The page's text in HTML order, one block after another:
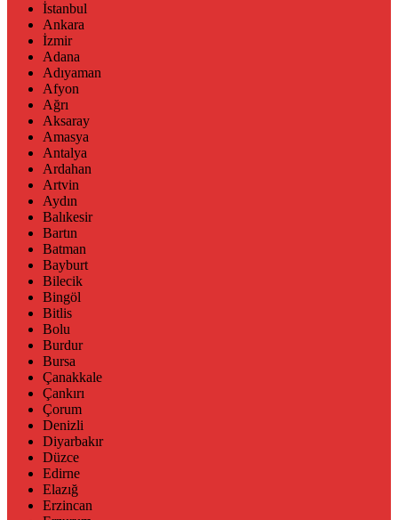
İstanbul
Ankara
İzmir
Adana
Adıyaman
Afyon
Ağrı
Aksaray
Amasya
Antalya
Ardahan
Artvin
Aydın
Balıkesir
Bartın
Batman
Bayburt
Bilecik
Bingöl
Bitlis
Bolu
Burdur
Bursa
Çanakkale
Çankırı
Çorum
Denizli
Diyarbakır
Düzce
Edirne
Elazığ
Erzincan